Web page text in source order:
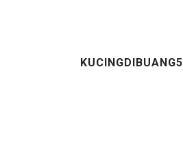
KUCINGDIBUANG5